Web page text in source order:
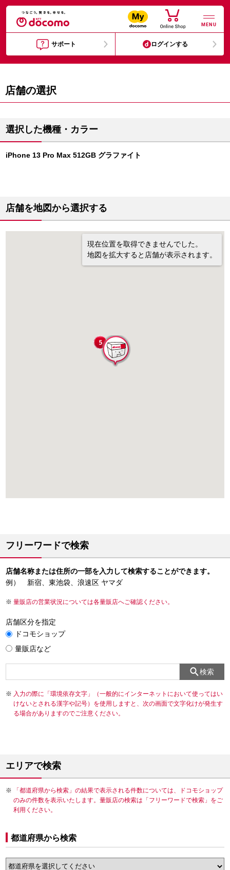
MENU
サポート ログインする
店舗の選択
選択した機種・カラー
iPhone 13 Pro Max 512GB グラファイト
店舗を地図から選択する
現在位置を取得できませんでした。
地図を拡大すると店舗が表示されます。
フリーワードで検索
店舗名称または住所の一部を入力して検索することができます。
例） 新宿、東池袋、浪速区 ヤマダ
量販店の営業状況については各量販店へご確認ください。
店舗区分を指定
ドコモショップ
量販店など
検索
入力の際に「環境依存文字」（一般的にインターネットにおいて使ってはい
けないとされる漢字や記号）を使用しますと、次の画面で文字化けが発生す
る場合がありますのでご注意ください。
エリアで検索
「都道府県から検索」の結果で表示される件数については、ドコモショップ
のみの件数を表示いたします。量販店の検索は「フリーワードで検索」をご
利用ください。
都道府県から検索